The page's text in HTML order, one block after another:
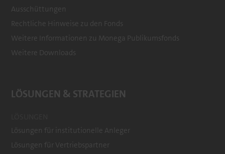
Ausschüttungen
Rechtliche Hinweise zu den Fonds
Weitere Informationen zu Monega Publikumsfonds
Weitere Downloads
LÖSUNGEN & STRATEGIEN
Lösungen für institutionelle Anleger
Lösungen für Vertriebspartner